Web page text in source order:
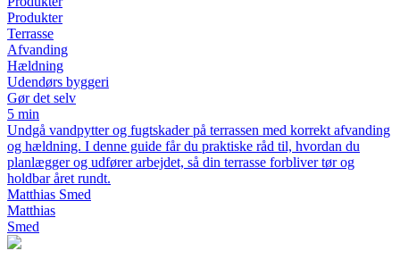
Produkter
Terrasse
Afvanding
Hældning
Udendørs byggeri
Gør det selv
5 min
Undgå vandpytter og fugtskader på terrassen med korrekt afvanding
og hældning. I denne guide får du praktiske råd til, hvordan du
planlægger og udfører arbejdet, så din terrasse forbliver tør og
holdbar året rundt.
Matthias Smed
Matthias
Smed